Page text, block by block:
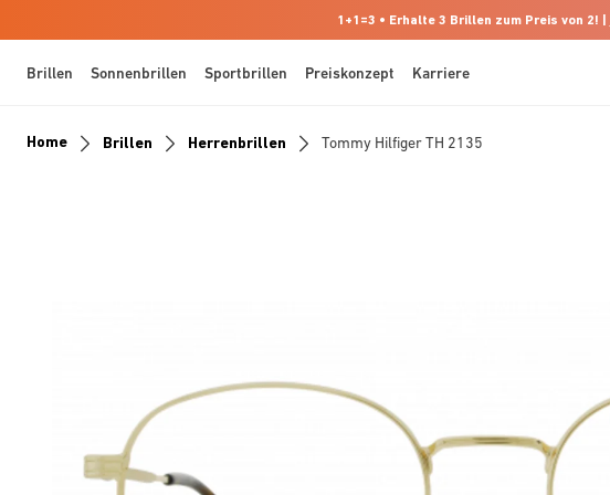
1+1=3 • Erhalte 3 Brillen zum Preis von 2! |
Brillen Sonnenbrillen Sportbrillen Preiskonzept Karriere
Home Brillen Herrenbrillen Tommy Hilfiger TH 2135